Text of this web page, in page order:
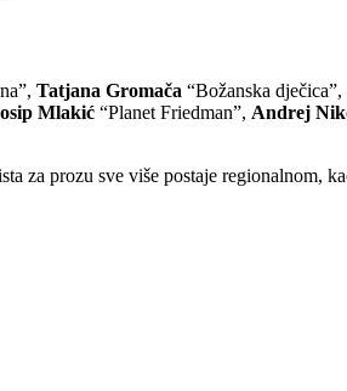
Tatjana Gromača “Božanska dječica”,
Mlakić “Planet Friedman”, Andrej
za prozu sve više postaje regionalnom,